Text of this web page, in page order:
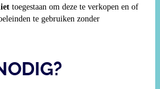
toegestaan om deze te verkopen en of
te gebruiken zonder